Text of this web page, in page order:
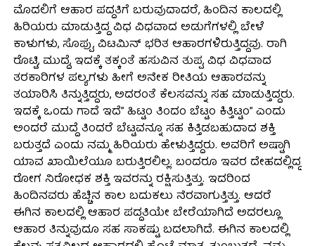
ಮೊದಲಿಗೆ ಆಹಾರ ಪದ್ದತಿಗೆ ಬರುವುದಾದರೆ, ಹಿಂದಿನ ಕಾಲದಲ್ಲಿ
ಹಿರಿಯರು ಮಾಡುತ್ತಿದ್ದ ವಿಧ ವಿಧವಾದ ಅಡುಗೆಗಳಲ್ಲಿ ಬೇಳೆ
ಕಾಳುಗಳು, ಸೊಪ್ಪು, ವಿಟಮಿನ್ ಭರಿತ ಆಹಾರಗಳಿರುತ್ತಿದ್ದವು. ರಾಗಿ
ರೊಟ್ಟಿ, ಮುದ್ದೆ, ಇದಕ್ಕೆ ತಕ್ಕಂತೆ ಹಸುವಿನ ತುಪ್ಪ, ವಿಧ ವಿಧವಾದ
ತರಕಾರಿಗಳ ಪಲ್ಯಗಳು ಹೀಗೆ ಅನೇಕ ರೀತಿಯ ಆಹಾರವನ್ನು
ತಯಾರಿಸಿ ತಿನ್ನುತ್ತಿದ್ದರು, ಅದರಂತೆ ಕೆಲಸವನ್ನು ಸಹ ಮಾಡುತ್ತಿದ್ದರು.
ಇದಕ್ಕೆ ಒಂದು ಗಾದೆ ಇದೆ” ಹಿಟ್ಟಂ ತಿಂದಂ ಬೆಟ್ಟಂ ಕಿತ್ತಿಟ್ಟಂ” ಎಂದು
ಅಂದರೆ ಮುದ್ದೆ ತಿಂದರೆ ಬೆಟ್ಟವನ್ನೂ ಸಹ ಕಿತ್ತಿಡಬಹುದಾದ ಶಕ್ತಿ
ಬರುತ್ತದೆ ಎಂದು ನಮ್ಮ ಹಿರಿಯರು ಹೇಳುತ್ತಿದ್ದರು. ಅವರಿಗೆ ಅಷ್ಟಾಗಿ
ಯಾವ ಖಾಯಿಲೆಯೂ ಬರುತ್ತಿರಲಿಲ್ಲ. ಬಂದರೂ ಇವರ ದೇಹದಲ್ಲಿದ್ದ
ರೋಗ ನಿರೋಧಕ ಶಕ್ತಿ ಇವರನ್ನು ರಕ್ಷಿಸುತ್ತಿತ್ತು. ಇದರಿಂದ
ಹಿಂದಿನವರು ಹೆಚ್ಚಿನ ಕಾಲ ಬದುಕಲು ನೆರವಾಗುತ್ತಿತ್ತು. ಆದರೆ
ಈಗಿನ ಕಾಲದಲ್ಲಿ ಆಹಾರ ಪದ್ದತಿಯೇ ಬೇರೆಯಾಗಿದೆ ಅದರಲ್ಲೂ
ಆಹಾರ ತಿನ್ನುವುದೂ ಸಹ ಸಾಕಷ್ಟು ಬದಲಾಗಿದೆ. ಈಗಿನ ಕಾಲದಲ್ಲಿ